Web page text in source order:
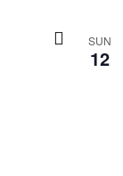
SUN
12